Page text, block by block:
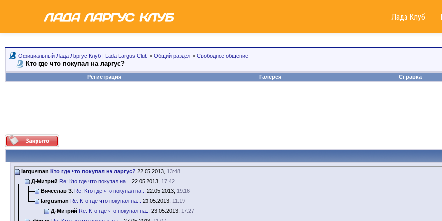
Лада Клуб
Официальный Лада Ларгус Клуб | Lada Largus Club > Общий раздел > Свободное общение
Кто где что покупал на ларгус?
Регистрация Галерея Справка
largusman Кто где что покупал на ларгус? 22.05.2013, 13:48
Д-Митрий Re: Кто где что покупал на... 22.05.2013, 17:42
Вячеслав З. Re: Кто где что покупал на... 22.05.2013, 19:16
largusman Re: Кто где что покупал на... 23.05.2013, 11:19
Д-Митрий Re: Кто где что покупал на... 23.05.2013, 17:27